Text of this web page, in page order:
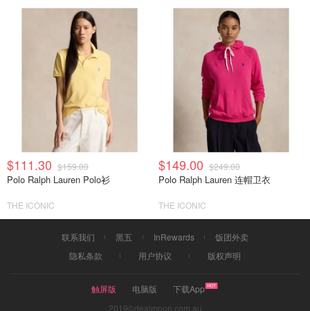
$111.30 $159.00
Polo Ralph Lauren Polo衫
THE ICONIC
$149.00 $249.00
Polo Ralph Lauren 连帽卫衣
THE ICONIC
联系我们 黑五 InRewards
饭团外卖
隐私条款
用户协议 版权声明
触屏版 电脑版
下载App
2019©dealmoon.com.au